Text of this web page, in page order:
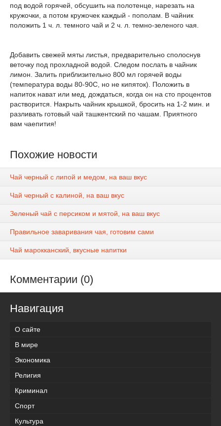
под водой горячей, обсушить на полотенце, нарезать на
кружочки, а потом кружочек каждый - пополам. В чайник
положить 1 ч. л. темного чай и 2 ч. л. темно-зеленого чая.
Добавить свежей мяты листья, предварительно сполоснув
веточку под прохладной водой. Следом послать в чайник
лимон. Залить приблизительно 800 мл горячей воды
(температура воды 80-90С, но не кипяток). Положить в
напиток нават или мед, дождаться, когда он на сто процентов
растворится. Накрыть чайник крышкой, бросить на 1-2 мин. и
разливать готовый чай ташкентский по чашам. Приятного
вам чаепития!
Похожие новости
Чай черный с липой и медом, на ваш вкус
Чай черный с калиной, на ваш вкус
Зеленый чай с персиком и мятой, на ваш вкус
Правильное заваривания чая, готовим сами
Чай марокканский, вкусные напитки
Комментарии (0)
Навигация
О сайте
В мире
Экономика
Религия
Криминал
Спорт
Культура